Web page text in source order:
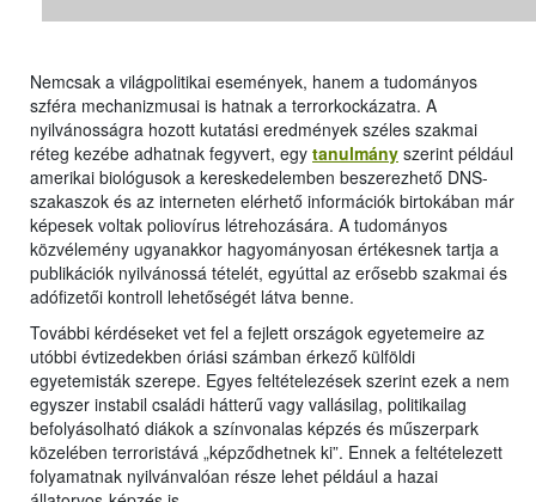
Nemcsak a világpolitikai események, hanem a tudományos
szféra mechanizmusai is hatnak a terrorkockázatra. A
nyilvánosságra hozott kutatási eredmények széles szakmai
réteg kezébe adhatnak fegyvert, egy tanulmány szerint például
amerikai biológusok a kereskedelemben beszerezhető DNS-
szakaszok és az interneten elérhető információk birtokában már
képesek voltak poliovírus létrehozására. A tudományos
közvélemény ugyanakkor hagyományosan értékesnek tartja a
publikációk nyilvánossá tételét, egyúttal az erősebb szakmai és
adófizetői kontroll lehetőségét látva benne.
További kérdéseket vet fel a fejlett országok egyetemeire az
utóbbi évtizedekben óriási számban érkező külföldi
egyetemisták szerepe. Egyes feltételezések szerint ezek a nem
egyszer instabil családi hátterű vagy vallásilag, politikailag
befolyásolható diákok a színvonalas képzés és műszerpark
közelében terroristává „képződhetnek ki”. Ennek a feltételezett
folyamatnak nyilvánvalóan része lehet például a hazai